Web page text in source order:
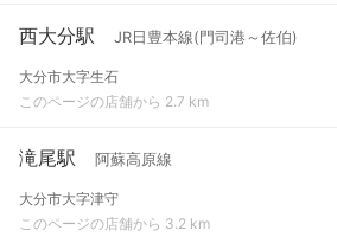
西大分駅 JR日豊本線(門司港～佐伯)
大分市大字生石
このページの店舗から 2.7 km
滝尾駅 阿蘇高原線
大分市大字津守
このページの店舗から 3.2 km